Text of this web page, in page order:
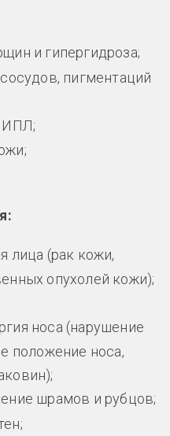
и гипергидроза;
пигментаций
ИПЛ;
лица (рак кожи,
опухолей кожи);
носа (нарушение
положение носа,
шрамов и рубцов;